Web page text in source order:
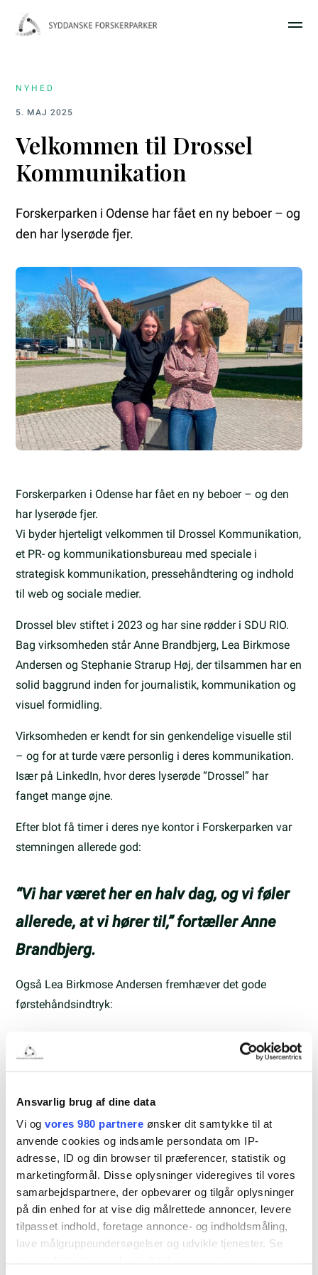
Ansvarlig brug af dine data
Vi og vores 980 partnere ønsker dit samtykke til at
anvende cookies og indsamle persondata om IP-
adresse, ID og din browser til præferencer, statistik og
marketingformål. Disse oplysninger videregives til vores
samarbejdspartnere, der opbevarer og tilgår oplysninger
på din enhed for at vise dig målrettede annoncer, levere
tilpasset indhold, foretage annonce- og indholdsmåling,
lave målgruppeundersøgelser og udvikle tjenester. Se
NYHED
5. MAJ 2025
Velkommen til Drossel
Kommunikation
Forskerparken i Odense har fået en ny beboer – og
den har lyserøde fjer.
Forskerparken i Odense har fået en ny beboer – og den
har lyserøde fjer.
Vi byder hjerteligt velkommen til Drossel Kommunikation,
et PR- og kommunikationsbureau med speciale i
strategisk kommunikation, pressehåndtering og indhold
til web og sociale medier.
Drossel blev stiftet i 2023 og har sine rødder i SDU RIO.
Bag virksomheden står Anne Brandbjerg, Lea Birkmose
Andersen og Stephanie Strarup Høj, der tilsammen har en
solid baggrund inden for journalistik, kommunikation og
visuel formidling.
Virksomheden er kendt for sin genkendelige visuelle stil
– og for at turde være personlig i deres kommunikation.
Især på LinkedIn, hvor deres lyserøde “Drossel” har
fanget mange øjne.
Efter blot få timer i deres nye kontor i Forskerparken var
stemningen allerede god:
“Vi har været her en halv dag, og vi føler
allerede, at vi hører til,” fortæller Anne
Brandbjerg.
Også Lea Birkmose Andersen fremhæver det gode
førstehåndsindtryk:
“Vi valgte Forskerparken, fordi det ligger
og hvor vi bor privat. Og så er det bare et
virkelig lækkert sted med gode faciliteter
og grønne omgivelser. Det betyder
meget.”
Drossel Kommunikation flytter i første omgang ind med
Anne og Lea – og senere får de følgeskab af Stephanie
Strarup Høj, når hun vender tilbage fra barsel.